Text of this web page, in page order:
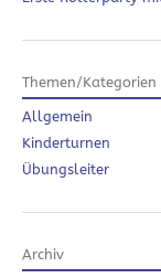
Themen/Kategorien
Allgemein
Kinderturnen
Übungsleiter
Archiv